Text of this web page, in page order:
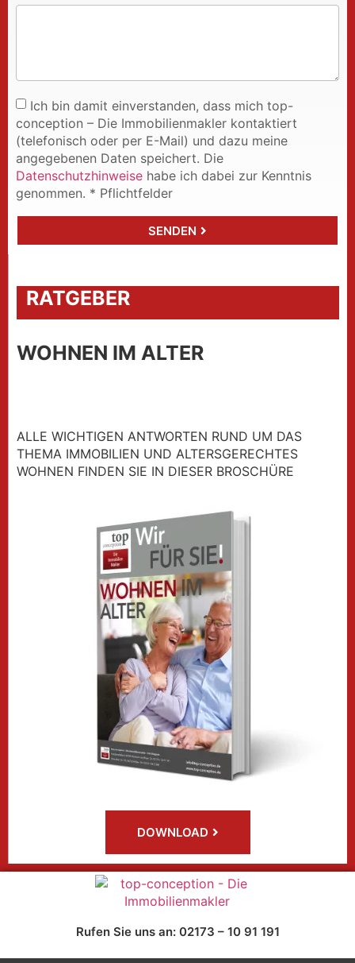
Ich bin damit einverstanden, dass mich top-
conception – Die Immobilienmakler kontaktiert
(telefonisch oder per E-Mail) und dazu meine
angegebenen Daten speichert. Die
Datenschutzhinweise habe ich dabei zur Kenntnis
genommen. * Pflichtfelder
SENDEN
RATGEBER
WOHNEN IM ALTER
ALLE WICHTIGEN ANTWORTEN RUND UM DAS
THEMA IMMOBILIEN UND ALTERSGERECHTES
WOHNEN FINDEN SIE IN DIESER BROSCHÜRE
DOWNLOAD
Rufen Sie uns an: 02173 – 10 91 191